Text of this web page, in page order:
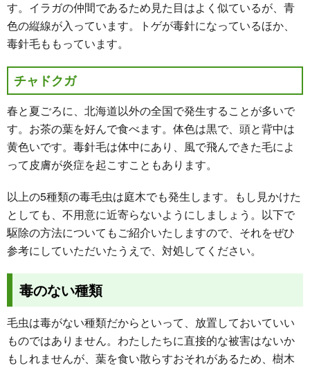
す。イラガの仲間であるため見た目はよく似ているが、青
色の縦線が入っています。トゲが毒針になっているほか、
毒針毛ももっています。
チャドクガ
春と夏ごろに、北海道以外の全国で発生することが多いで
す。お茶の葉を好んで食べます。体色は黒で、頭と背中は
黄色いです。毒針毛は体中にあり、風で飛んできた毛によ
って皮膚が炎症を起こすこともあります。
以上の5種類の毒毛虫は庭木でも発生します。もし見かけた
としても、不用意に近寄らないようにしましょう。以下で
駆除の方法についてもご紹介いたしますので、それをぜひ
参考にしていただいたうえで、対処してください。
毒のない種類
毛虫は毒がない種類だからといって、放置しておいていい
ものではありません。わたしたちに直接的な被害はないか
もしれませんが、葉を食い散らすおそれがあるため、樹木